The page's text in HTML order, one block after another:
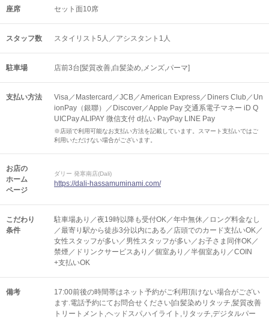
座席 セット面10席
スタッフ数 スタイリスト5人／アシスタント1人
駐車場 店前3台[髪質改善,白髪染め,メンズ,パーマ]
支払い方法
Visa／Mastercard／JCB／American Express／Diners Club／Un
ionPay（銀聯）／Discover／Apple Pay 交通系電子マネー iD Q
UICPay ALIPAY 微信支付 d払い PayPay LINE Pay
※店頭で利用可能なお支払い方法を記載しています。スマート支払いではご
利用いただけない場合がございます。
お店の
ホーム
ページ
ダリー 発寒南店(Dali)
https://dali-hassamuminami.com/
こだわり
条件
駐車場あり／夜19時以降も受付OK／年中無休／ロング料金なし
／最寄り駅から徒歩3分以内にある／店頭でのカード支払いOK／
女性スタッフが多い／男性スタッフが多い／お子さま同伴OK／
禁煙／ドリンクサービスあり／個室あり／半個室あり／COIN
+支払いOK
備考
17:00前後の時間帯はネット予約がご利用頂けない場合がござい
ます.電話予約にてお問合せください[白髪染めリタッチ,髪質改善
トリートメント,ヘッドスパ,ハイライト,リタッチ,デジタルパー